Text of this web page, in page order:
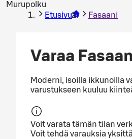
Murupolku
Etusivu
Fasaani
Varaa
Moderni, isoilla ikkunoilla
varustukseen kuuluu
Voit varata tämän tilan
Voit tehdä varauksia